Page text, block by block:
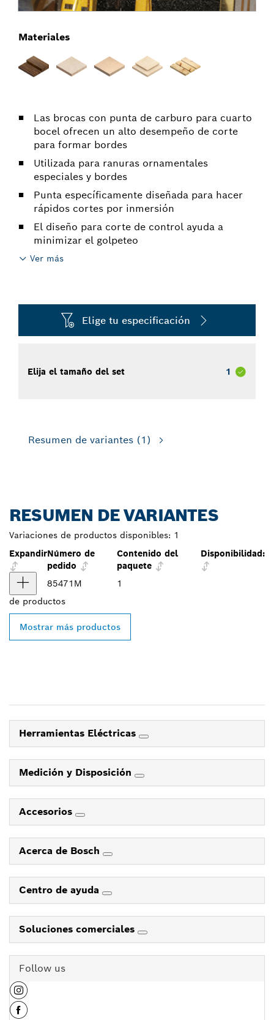
Las brocas con punta de carburo para cuarto
bocel ofrecen un alto desempeño de corte
para formar bordes
Utilizada para ranuras ornamentales
especiales y bordes
Punta específicamente diseñada para hacer
rápidos cortes por inmersión
El diseño para corte de control ayuda a
minimizar el golpeteo
Ver más
Materiales
Elige tu especificación
Elija el tamaño del set 1
Resumen de variantes (1)
RESUMEN DE VARIANTES
Variaciones de productos disponibles: 1
ExpandirNúmero de
pedido
Contenido del
paquete
Disponibilidad:
85471M
1
de productos
Mostrar más productos
Herramientas Eléctricas
Medición y Disposición
Accesorios
Acerca de Bosch
Centro de ayuda
Soluciones comerciales
Follow us